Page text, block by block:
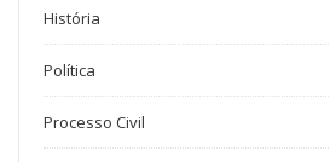
História
Política
Processo Civil